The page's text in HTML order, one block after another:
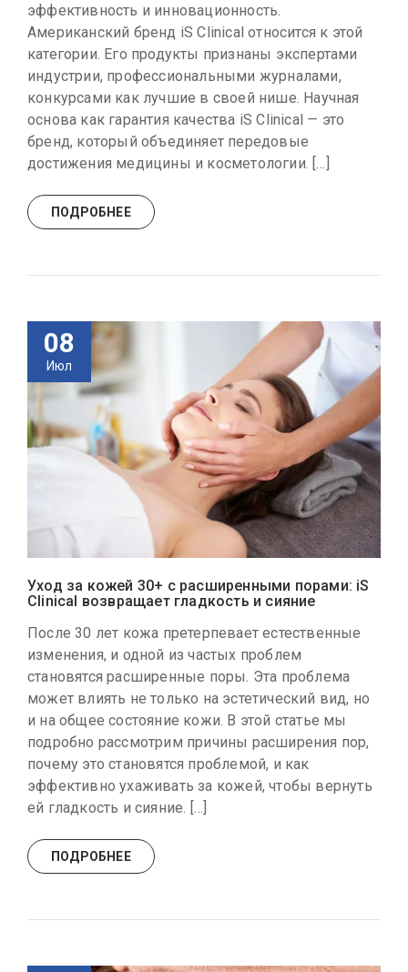
эффективность и инновационность.
Американский бренд iS Clinical относится к этой
категории. Его продукты признаны экспертами
индустрии, профессиональными журналами,
конкурсами как лучшие в своей нише. Научная
основа как гарантия качества iS Clinical — это
бренд, который объединяет передовые
достижения медицины и косметологии. […]
ПОДРОБНЕЕ
08
Июл
Уход за кожей 30+ с расширенными порами: iS
Clinical возвращает гладкость и сияние
После 30 лет кожа претерпевает естественные
изменения, и одной из частых проблем
становятся расширенные поры. Эта проблема
может влиять не только на эстетический вид, но
и на общее состояние кожи. В этой статье мы
подробно рассмотрим причины расширения пор,
почему это становятся проблемой, и как
эффективно ухаживать за кожей, чтобы вернуть
ей гладкость и сияние. […]
ПОДРОБНЕЕ